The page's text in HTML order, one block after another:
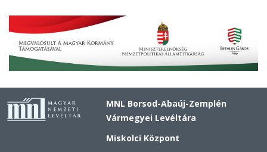
MNL Borsod-Abaúj-Zemplén
Vármegyei Levéltára
Miskolci Központ